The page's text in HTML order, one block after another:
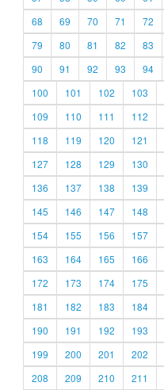
68
69 70 71 72
79
80 81 82 83
90
91 92 93 94
100
101 102 103
109
110 111 112
118
119 120 121
127
128 129 130
136
137 138 139
145
146 147 148
154
155 156 157
163
164 165 166
172
173 174 175
181
182 183 184
190
191 192 193
199
200 201 202
208
209 210 211